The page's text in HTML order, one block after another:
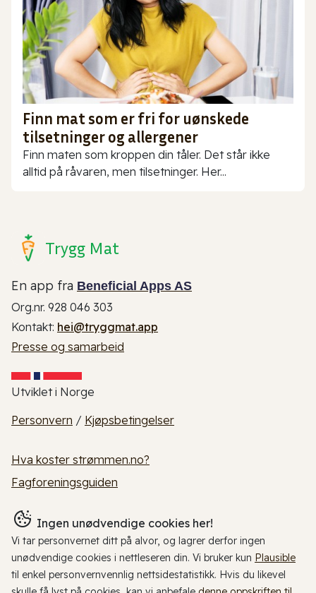
Finn mat som er fri for uønskede
tilsetninger og allergener
Finn maten som kroppen din tåler. Det står ikke
alltid på råvaren, men tilsetninger. Her...
Trygg Mat
En app fra Beneficial Apps AS
Org.nr. 928 046 303
Kontakt: hei@tryggmat.app
Presse og samarbeid
Utviklet i Norge
Personvern / Kjøpsbetingelser
Hva koster strømmen.no?
Fagforeningsguiden
Ingen unødvendige cookies her!
Vi tar personvernet ditt på alvor, og lagrer derfor ingen
unødvendige cookies i nettleseren din. Vi bruker kun Plausible
til enkel personvernvennlig nettsidestatistikk. Hvis du likevel